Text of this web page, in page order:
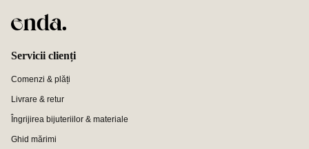
Servicii clienți
Comenzi & plăți
Livrare & retur
Îngrijirea bijuteriilor & materiale
Ghid mărimi